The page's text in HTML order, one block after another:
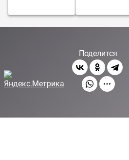
Поделится